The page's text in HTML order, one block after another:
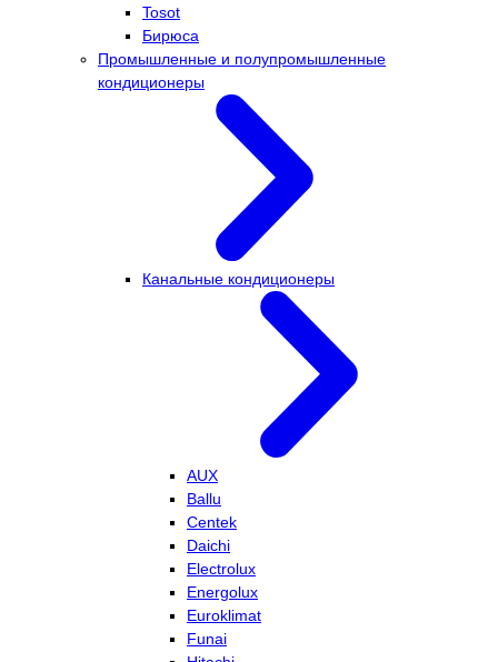
Tosot
Бирюса
Промышленные и полупромышленные
кондиционеры
Канальные кондиционеры
AUX
Ballu
Centek
Daichi
Electrolux
Energolux
Euroklimat
Funai